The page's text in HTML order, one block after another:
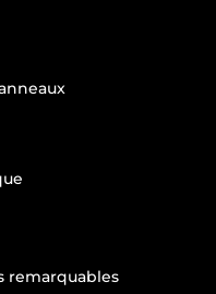
remarquables